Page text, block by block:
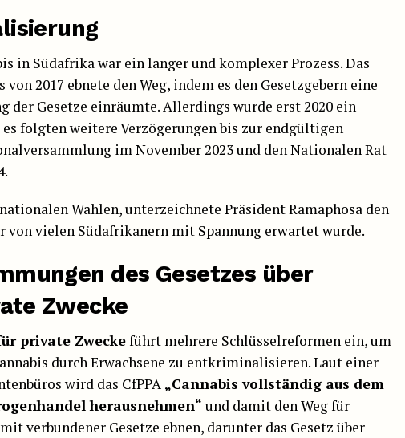
in Südafrika war ein langer und komplexer Prozess. Das
2017 ebnete den Weg, indem es den Gesetzgebern eine
der Gesetze einräumte. Allerdings wurde erst 2020 ein
folgten weitere Verzögerungen bis zur endgültigen
im November 2023 und den Nationalen Rat
Wahlen, unterzeichnete Präsident Ramaphosa den
von vielen Südafrikanern mit Spannung erwartet wurde.
des Gesetzes über
Zwecke
private Zweckeführt mehrere Schlüsselreformen ein, um
durch Erwachsene zu entkriminalisieren. Laut einer
wird das CfPPA „Cannabis vollständig aus dem
herausnehmen“ und damit den Weg für
verbundener Gesetze ebnen, darunter das Gesetz über